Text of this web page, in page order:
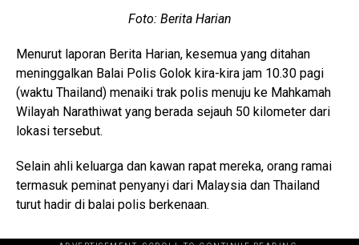
Foto: Berita Harian
Menurut laporan Berita Harian, kesemua yang ditahan
meninggalkan Balai Polis Golok kira-kira jam 10.30 pagi
(waktu Thailand) menaiki trak polis menuju ke Mahkamah
Wilayah Narathiwat yang berada sejauh 50 kilometer dari
lokasi tersebut.
Selain ahli keluarga dan kawan rapat mereka, orang ramai
termasuk peminat penyanyi dari Malaysia dan Thailand
turut hadir di balai polis berkenaan.